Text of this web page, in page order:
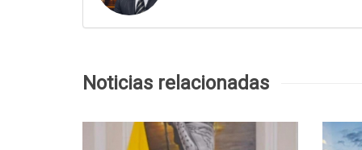
Noticias relacionadas